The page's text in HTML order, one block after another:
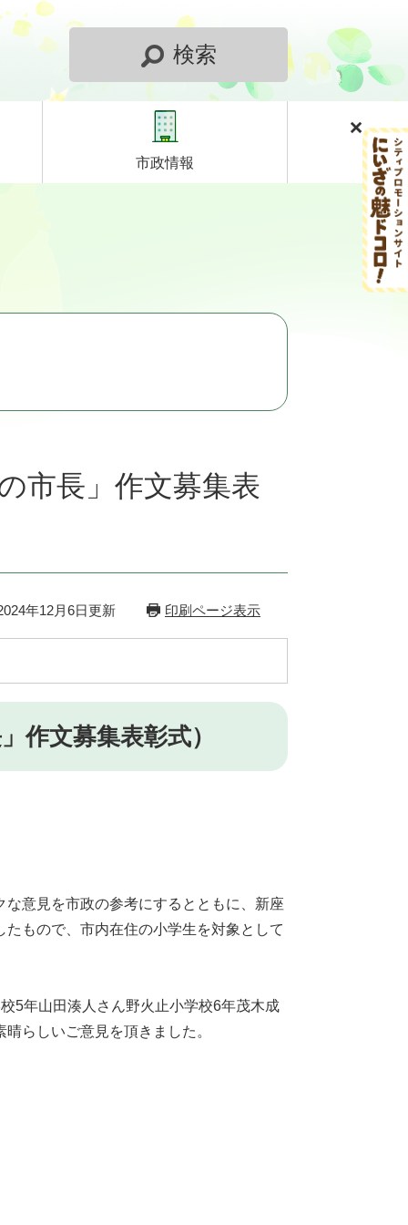
検索
市政情報
市長」作文募集表
年12月6日更新 印刷ページ表示
作文募集表彰式）
意見を市政の参考にするとともに、新座
もので、市内在住の小学生を対象として
5年山田湊人さん野火止小学校6年茂木成
らしいご意見を頂きました。